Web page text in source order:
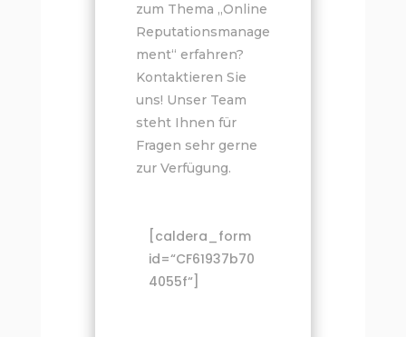
zum Thema „Online
Reputationsmanage
ment“ erfahren?
Kontaktieren Sie
uns! Unser Team
steht Ihnen für
Fragen sehr gerne
zur Verfügung.
[caldera_form
id=“CF61937b70
4055f“]